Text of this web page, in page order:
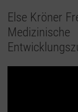
Else Kröner
Medizinische